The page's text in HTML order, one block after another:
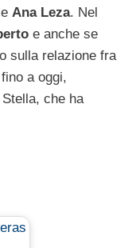
Ana Leza. Nel
e anche se
sulla relazione fra
a oggi,
che ha